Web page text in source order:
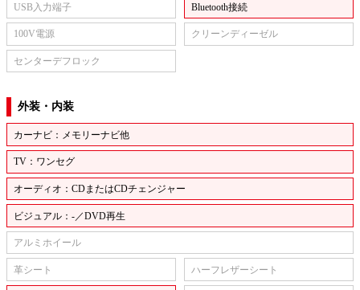
USB入力端子 Bluetooth接続
100V電源 クリーンディーゼル
センターデフロック
外装・内装
カーナビ：メモリーナビ他
TV：ワンセグ
オーディオ：CDまたはCDチェンジャー
ビジュアル：-／DVD再生
アルミホイール
革シート ハーフレザーシート